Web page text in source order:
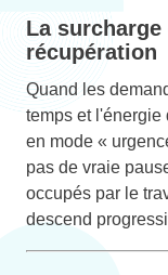
La surcharge
récupération
Quand les
temps et l'énergie
en mode «
pas de vraie
occupés par le
descend